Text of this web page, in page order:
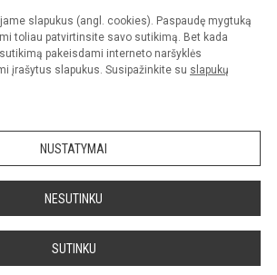
slapukus (angl. cookies). Paspaudę mygtuką
toliau patvirtinsite savo sutikimą. Bet kada
pakeisdami interneto naršyklės
įrašytus slapukus. Susipažinkite su slapukų
NUSTATYMAI
NESUTINKU
SUTINKU
gimnazija. Visos teisės saugomos.
gimnazijos sutikimo griežtai draudžiama.
neįgaliesiems Slapukų valdymas